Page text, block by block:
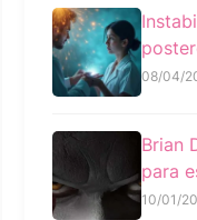
08/04/
Brian
para
10/01/